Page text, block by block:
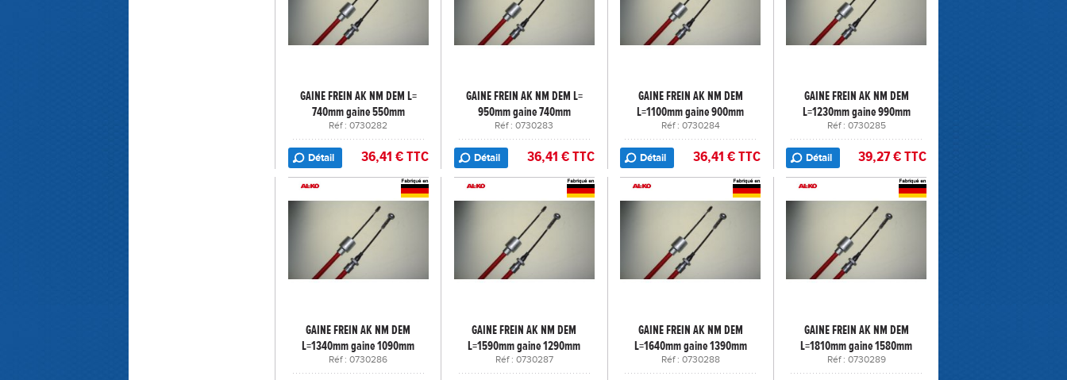
GAINE FREIN AK NM DEM L=
740mm gaine 550mm
Réf : 0730282
Détail 36,41 € TTC
GAINE FREIN AK NM DEM L=
950mm gaine 740mm
Réf : 0730283
Détail 36,41 € TTC
GAINE FREIN AK NM DEM
L=1100mm gaine 900mm
Réf : 0730284
Détail 36,41 € TTC
GAINE FREIN AK NM DEM
L=1230mm gaine 990mm
Réf : 0730285
Détail 39,27 € TTC
GAINE FREIN AK NM DEM
L=1340mm gaine 1090mm
Réf : 0730286
GAINE FREIN AK NM DEM
L=1590mm gaine 1290mm
Réf : 0730287
GAINE FREIN AK NM DEM
L=1640mm gaine 1390mm
Réf : 0730288
GAINE FREIN AK NM DEM
L=1810mm gaine 1580mm
Réf : 0730289